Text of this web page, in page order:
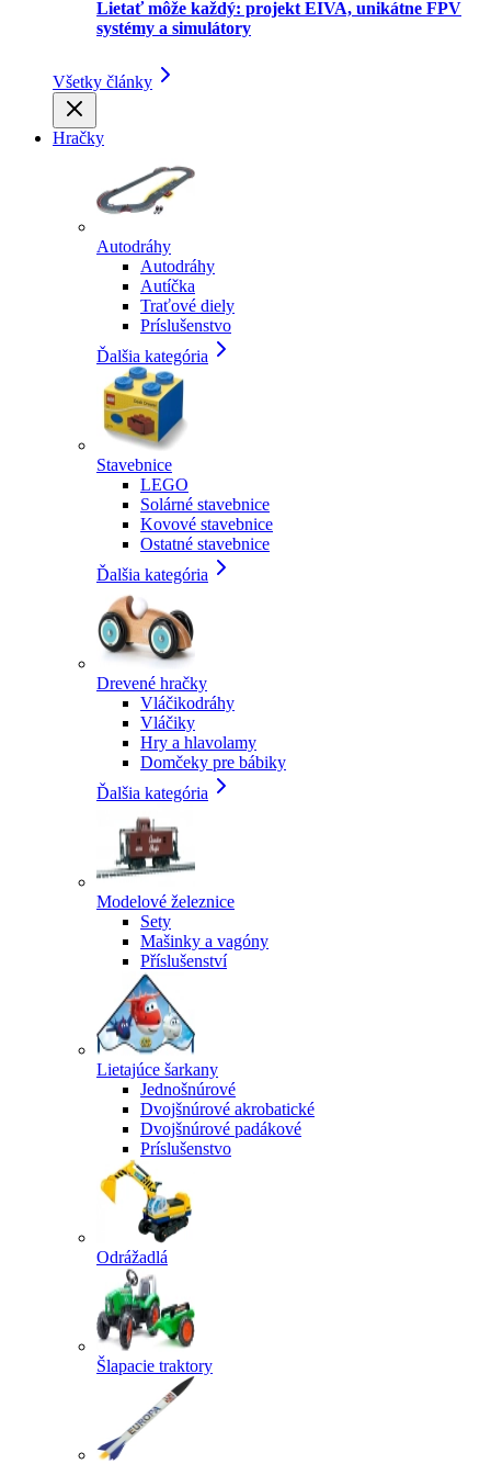
Lietať môže každý: projekt EIVA, unikátne FPV
systémy a simulátory
Všetky články
Hračky
Autodráhy
Autodráhy
Autíčka
Traťové diely
Príslušenstvo
Ďalšia kategória
Stavebnice
LEGO
Solárné stavebnice
Kovové stavebnice
Ostatné stavebnice
Ďalšia kategória
Drevené hračky
Vláčikodráhy
Vláčiky
Hry a hlavolamy
Domčeky pre bábiky
Ďalšia kategória
Modelové železnice
Sety
Mašinky a vagóny
Příslušenství
Lietajúce šarkany
Jednošnúrové
Dvojšnúrové akrobatické
Dvojšnúrové padákové
Príslušenstvo
Odrážadlá
Šlapacie traktory